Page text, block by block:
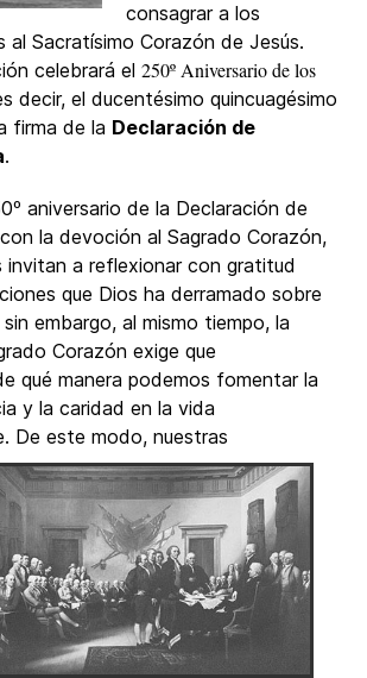
consagrar a los
al Sacratísimo Corazón de Jesús.
celebrará el 250º Aniversario de los
decir, el ducentésimo quincuagésimo
firma de la Declaración de
.
aniversario de la Declaración de
la devoción al Sagrado Corazón,
invitan a reflexionar con gratitud
que Dios ha derramado sobre
embargo, al mismo tiempo, la
Corazón exige que
qué manera podemos fomentar la
y la caridad en la vida
De este modo, nuestras